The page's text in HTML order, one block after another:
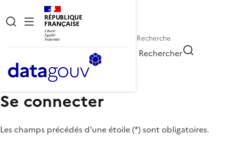
RÉPUBLIQUE
FRANÇAISE
Rechercher
Se connecter
Les champs précédés d'une étoile (*) sont obligatoires.